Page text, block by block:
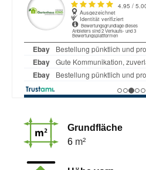
Grundfläche
6 m²